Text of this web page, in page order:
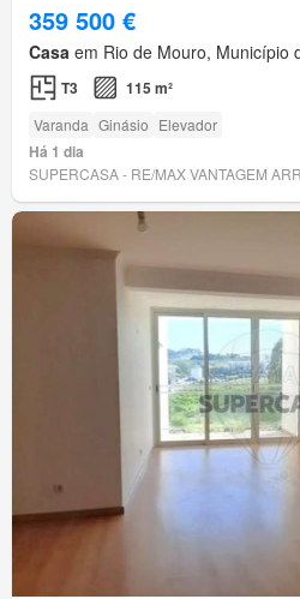
359 500 €
Casa em Rio de Mouro, Município
T3 115 m²
Varanda Ginásio Elevador
Há 1 dia
SUPERCASA - RE/MAX VANTAGEM